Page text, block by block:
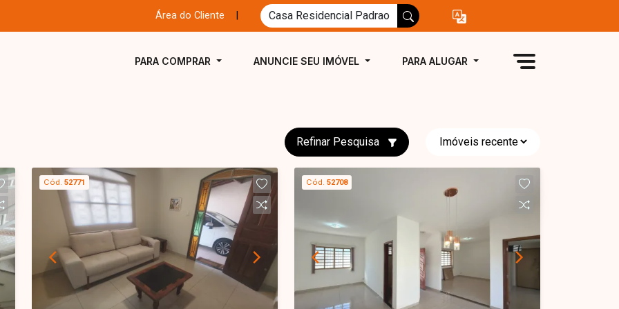
Área do Cliente
PARA COMPRAR ANUNCIE SEU IMÓVEL PARA ALUGAR
Refinar Pesquisa
Cód. 52771 Cód. 52708